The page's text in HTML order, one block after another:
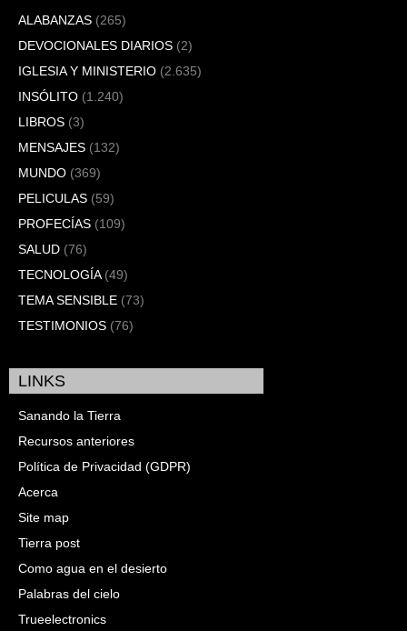
ALABANZAS (265)
DEVOCIONALES DIARIOS (2)
IGLESIA Y MINISTERIO (2.635)
INSÓLITO (1.240)
LIBROS (3)
MENSAJES (132)
MUNDO (369)
PELICULAS (59)
PROFECÍAS (109)
SALUD (76)
TECNOLOGÍA(49)
TEMA SENSIBLE (73)
TESTIMONIOS (76)
LINKS
Sanando la Tierra
Recursos anteriores
Política de Privacidad (GDPR)
Acerca
Site map
Tierra post
Como agua en el desierto
Palabras del cielo
Trueelectronics